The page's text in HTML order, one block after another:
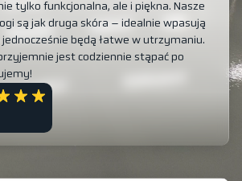
tylko funkcjonalna, ale i piękna. Nasze
są jak druga skóra – idealnie wpasują
będą łatwe w utrzymaniu.
jest codziennie stąpać po